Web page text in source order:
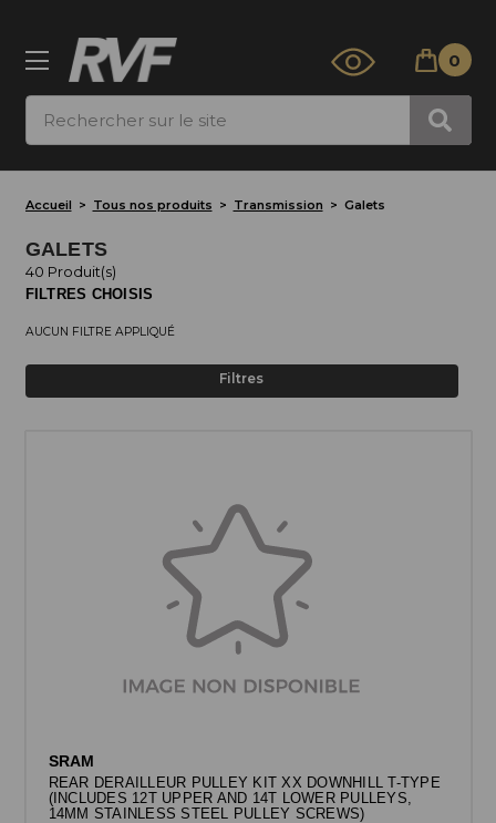
0
Accueil Tous nos produits Transmission Galets
GALETS
40 Produit(s)
FILTRES CHOISIS
AUCUN FILTRE APPLIQUÉ
Filtres
SRAM
REAR DERAILLEUR PULLEY KIT XX DOWNHILL T-TYPE
(INCLUDES 12T UPPER AND 14T LOWER PULLEYS,
14MM STAINLESS STEEL PULLEY SCREWS)